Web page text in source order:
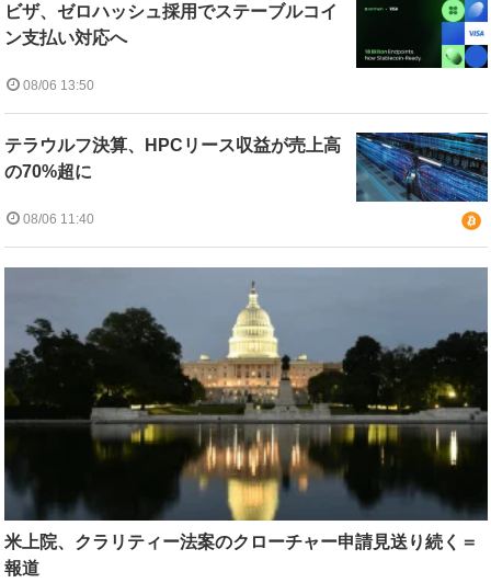
ビザ、ゼロハッシュ採用でステーブルコイ
ン支払い対応へ
08/06 13:50
テラウルフ決算、HPCリース収益が売上高
の70%超に
08/06 11:40
米上院、クラリティー法案のクローチャー申請見送り続く＝
報道